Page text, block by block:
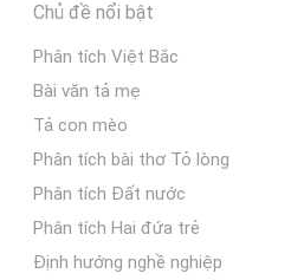
Chủ đề nổi bật
Phân tích Việt Bắc
Bài văn tả mẹ
Tả con mèo
Phân tích bài thơ Tỏ lòng
Phân tích Đất nước
Phân tích Hai đứa trẻ
Định hướng nghề nghiệp